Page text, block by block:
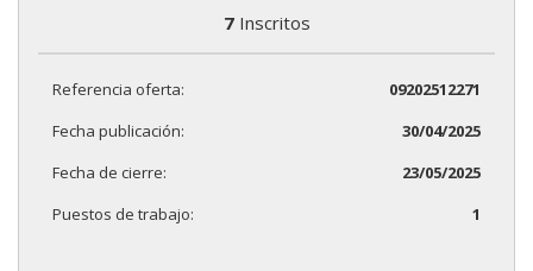
7Inscritos
Referencia oferta:
09202512271
Fecha publicación:
30/04/2025
Fecha de cierre:
23/05/2025
Puestos de trabajo:
1